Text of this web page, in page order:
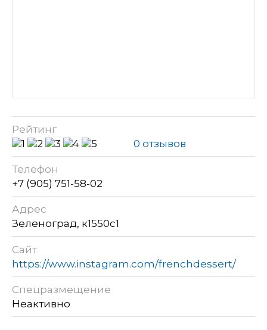
Рейтинг
0 отзывов
Телефон
+7 (905) 751-58-02
Адрес
Зеленоград, к1550с1
Сайт
https://www.instagram.com/frenchdessert/
Спецразмещение
Неактивно